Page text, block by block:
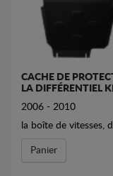
CACHE DE
LA DIFFÉRENTIEL
2006 - 2010
la boîte de vitesses,
Panier